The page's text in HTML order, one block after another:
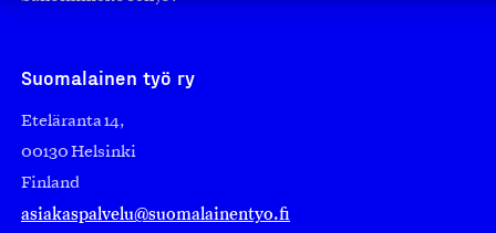
Suomalainen työ ry
Eteläranta 14,
00130 Helsinki
Finland
asiakaspalvelu@suomalainentyo.fi